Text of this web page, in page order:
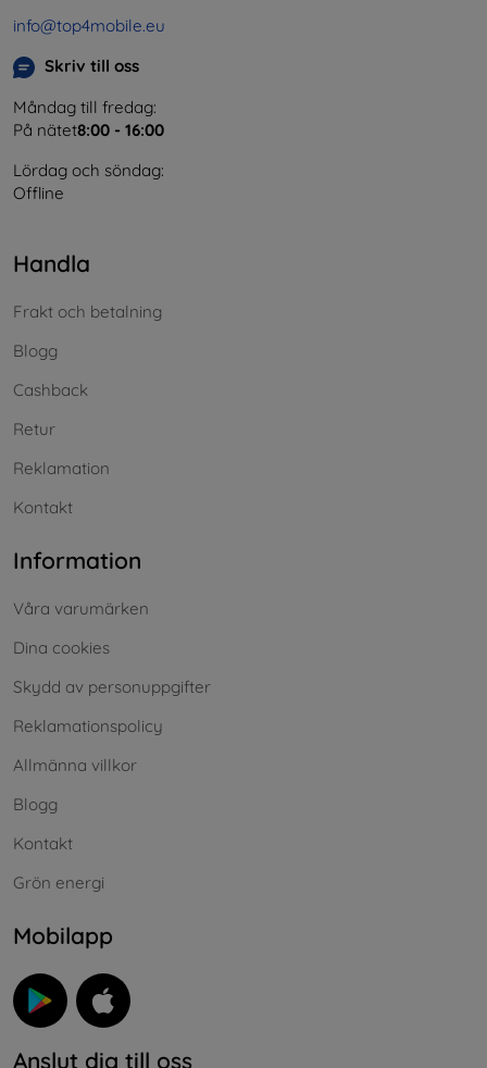
info@top4mobile.eu
Skriv till oss
Måndag till fredag:
På nätet8:00 - 16:00
Lördag och söndag:
Offline
Handla
Frakt och betalning
Blogg
Cashback
Retur
Reklamation
Kontakt
Information
Våra varumärken
Dina cookies
Skydd av personuppgifter
Reklamationspolicy
Allmänna villkor
Blogg
Kontakt
Grön energi
Mobilapp
Anslut dig till oss